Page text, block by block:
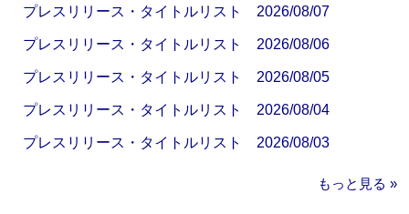
プレスリリース・タイトルリスト 2026/08/07
プレスリリース・タイトルリスト 2026/08/06
プレスリリース・タイトルリスト 2026/08/05
プレスリリース・タイトルリスト 2026/08/04
プレスリリース・タイトルリスト 2026/08/03
もっと見る »